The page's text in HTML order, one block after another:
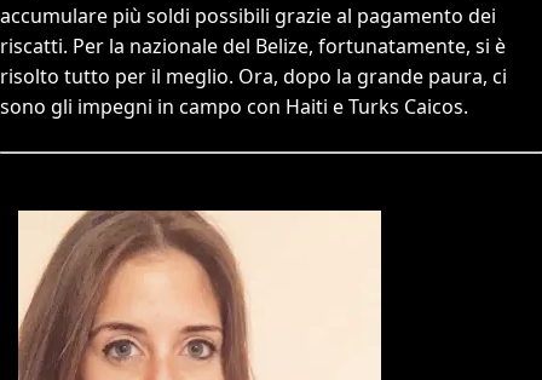
accumulare più soldi possibili grazie al pagamento dei
riscatti. Per la nazionale del Belize, fortunatamente, si è
risolto tutto per il meglio. Ora, dopo la grande paura, ci
sono gli impegni in campo con Haiti e Turks Caicos.